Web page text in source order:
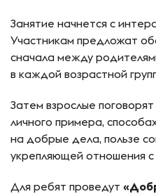
Занятие начнется с
Участникам предложат
сначала между
в каждой возрастной
Затем взрослые
личного примера,
на добрые дела, пользе
укрепляющей отношения с
Для ребят проведут